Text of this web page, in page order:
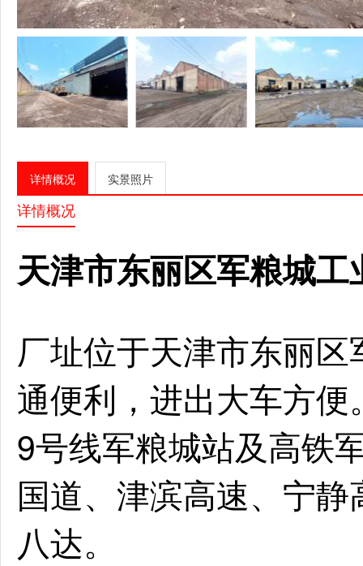
详情概况 实景照片
详情概况
天津市东丽区军粮城工
厂址位于天津市东丽
通便利，进出大车方
9号线军粮城站及高铁
国道、津滨高速、宁
八达。